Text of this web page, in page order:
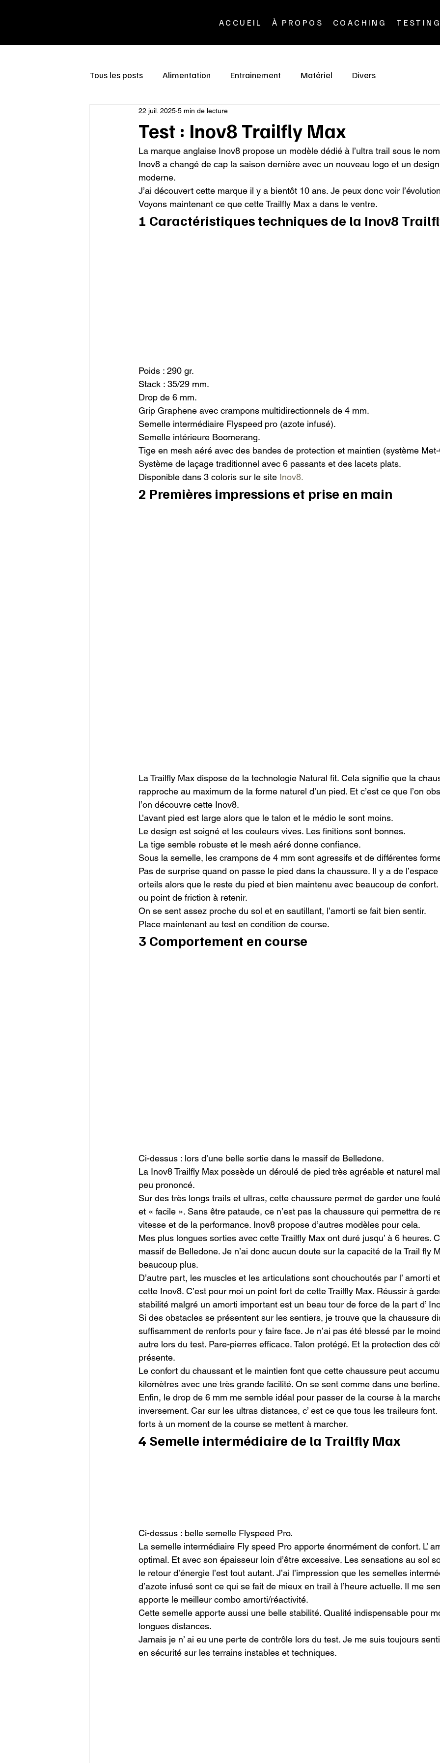
ACCUEIL À PROPOS COACHING TESTING
Tous les posts Alimentation Entrainement Matériel Divers
Test : Inov8 Trailfly Max
22 juil. 2025 5 min de lecture
La marque anglaise Inov8 propose un modèle dédié à l’ultra trail sous le
Inov8 a changé de cap la saison dernière avec un nouveau logo et un
moderne.
J’ai découvert cette marque il y a bientôt 10 ans. Je peux donc voir
Voyons maintenant ce que cette Trailfly Max a dans le ventre.
1 Caractéristiques techniques de la Inov8
Poids : 290 gr.
Stack : 35/29 mm.
Drop de 6 mm.
Grip Graphene avec crampons multidirectionnels de 4 mm.
Semelle intermédiaire Flyspeed pro (azote infusé).
Semelle intérieure Boomerang.
Tige en mesh aéré avec des bandes de protection et maintien (système
Système de laçage traditionnel avec 6 passants et des lacets plats.
Disponible dans 3 coloris sur le site Inov8.
2 Premières impressions et prise en main
La Trailfly Max dispose de la technologie Natural fit. Cela signifie que la
rapproche au maximum de la forme naturel d’un pied. Et c’est ce que l’on
l’on découvre cette Inov8.
L’avant pied est large alors que le talon et le médio le sont moins.
Le design est soigné et les couleurs vives. Les finitions sont bonnes.
La tige semble robuste et le mesh aéré donne confiance.
Sous la semelle, les crampons de 4 mm sont agressifs et de différentes
Pas de surprise quand on passe le pied dans la chaussure. Il y a de
orteils alors que le reste du pied et bien maintenu avec beaucoup de
ou point de friction à retenir.
On se sent assez proche du sol et en sautillant, l’amorti se fait bien sentir.
Place maintenant au test en condition de course.
3 Comportement en course
Ci-dessus : lors d’une belle sortie dans le massif de Belledone.
La Inov8 Trailfly Max possède un déroulé de pied très agréable et naturel
peu prononcé.
Sur des très longs trails et ultras, cette chaussure permet de garder une
et « facile ». Sans être pataude, ce n’est pas la chaussure qui permettra de
vitesse et de la performance. Inov8 propose d’autres modèles pour cela.
Mes plus longues sorties avec cette Trailfly Max ont duré jusqu’ à 6 heures.
massif de Belledone. Je n’ai donc aucun doute sur la capacité de la Trail fly
beaucoup plus.
D’autre part, les muscles et les articulations sont chouchoutés par l’ amorti
cette Inov8. C’est pour moi un point fort de cette Trailfly Max. Réussir à
stabilité malgré un amorti important est un beau tour de force de la part d’
Si des obstacles se présentent sur les sentiers, je trouve que la chaussure
suffisamment de renforts pour y faire face. Je n’ai pas été blessé par le
autre lors du test. Pare-pierres efficace. Talon protégé. Et la protection des
présente.
Le confort du chaussant et le maintien font que cette chaussure peut
kilomètres avec une très grande facilité. On se sent comme dans une berline.
Enfin, le drop de 6 mm me semble idéal pour passer de la course à la
inversement. Car sur les ultras distances, c’ est ce que tous les traileurs
forts à un moment de la course se mettent à marcher.
4 Semelle intermédiaire de la Trailfly Max
Ci-dessus : belle semelle Flyspeed Pro.
La semelle intermédiaire Fly speed Pro apporte énormément de confort. L’
optimal. Et avec son épaisseur loin d’être excessive. Les sensations au sol
le retour d’énergie l’est tout autant. J’ai l’impression que les semelles
d’azote infusé sont ce qui se fait de mieux en trail à l’heure actuelle. Il me
apporte le meilleur combo amorti/réactivité.
Cette semelle apporte aussi une belle stabilité. Qualité indispensable pour
longues distances.
Jamais je n’ ai eu une perte de contrôle lors du test. Je me suis toujours
en sécurité sur les terrains instables et techniques.